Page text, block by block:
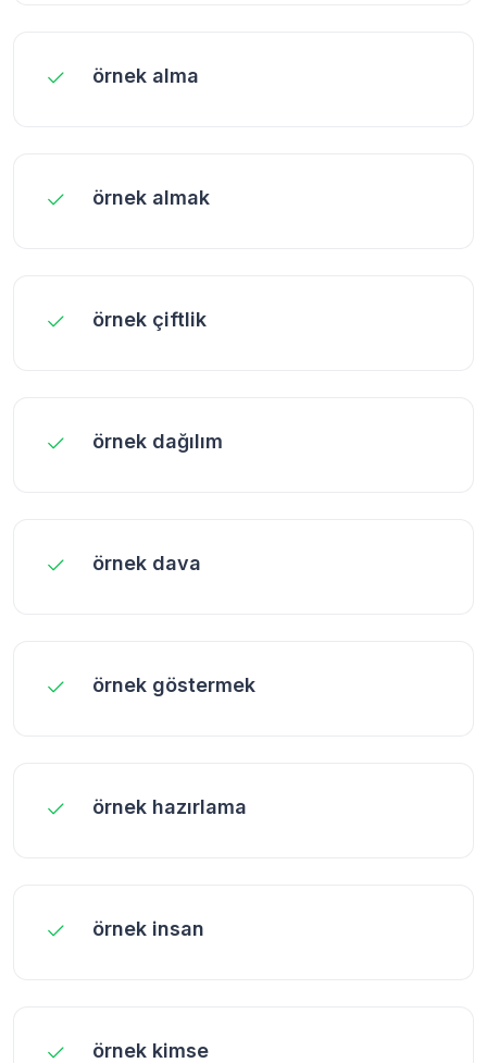
örnek alma
örnek almak
örnek çiftlik
örnek dağılım
örnek dava
örnek göstermek
örnek hazırlama
örnek insan
örnek kimse